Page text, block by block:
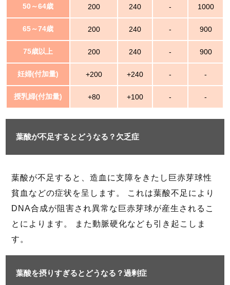
50～64歳 200 240 - 1000
65～74歳 200 240 - 900
75歳以上 200 240 - 900
妊婦(付加量) +200 +240 - -
授乳婦(付加量) +80 +100 - -
葉酸が不足するとどうなる？欠乏症
葉酸が不足すると、造血に支障をきたし巨赤芽球性
貧血などの症状を呈します。 これは葉酸不足により
DNA合成が阻害され異常な巨赤芽球が産生されるこ
とによります。 また動脈硬化なども引き起こしま
す。
葉酸を摂りすぎるとどうなる？過剰症